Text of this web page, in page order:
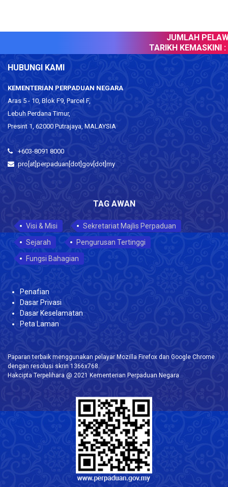
JUMLAH
TARIKH KEMASKINI :
HUBUNGI KAMI
KEMENTERIAN PERPADUAN NEGARA
Aras 5 - 10, Blok F9, Parcel F,
Lebuh Perdana Timur,
Presint 1, 62000 Putrajaya, MALAYSIA
+603-8091 8000
pro[at]perpaduan[dot]gov[dot]my
TAG AWAN
Visi & Misi
Sekretariat Majlis Perpaduan
Sejarah
Pengurusan Tertinggi
Fungsi Bahagian
Penafian
Dasar Privasi
Dasar Keselamatan
Peta Laman
Paparan terbaik menggunakan pelayar Mozilla Firefox dan Google Chrome
dengan resolusi skrin 1366x768.
Hakcipta Terpelihara @ 2021 Kementerian Perpaduan Negara